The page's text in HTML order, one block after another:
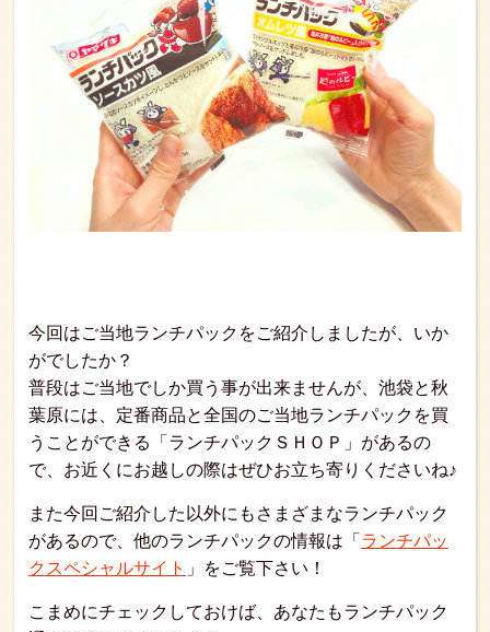
今回はご当地ランチパックをご紹介しましたが、いか
がでしたか？
普段はご当地でしか買う事が出来ませんが、池袋と秋
葉原には、定番商品と全国のご当地ランチパックを買
うことができる「ランチパックＳＨＯＰ」があるの
で、お近くにお越しの際はぜひお立ち寄りくださいね♪
また今回ご紹介した以外にもさまざまなランチパック
があるので、他のランチパックの情報は「 ランチパッ
クスペシャルサイト 」をご覧下さい！
こまめにチェックしておけば、あなたもランチパック